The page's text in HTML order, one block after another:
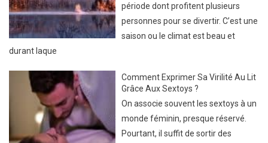
période dont profitent plusieurs
personnes pour se divertir. C’est une
saison ou le climat est beau et
durant laque
Comment Exprimer Sa Virilité Au Lit
Grâce Aux Sextoys ?
On associe souvent les sextoys à un
monde féminin, presque réservé.
Pourtant, il suffit de sortir des